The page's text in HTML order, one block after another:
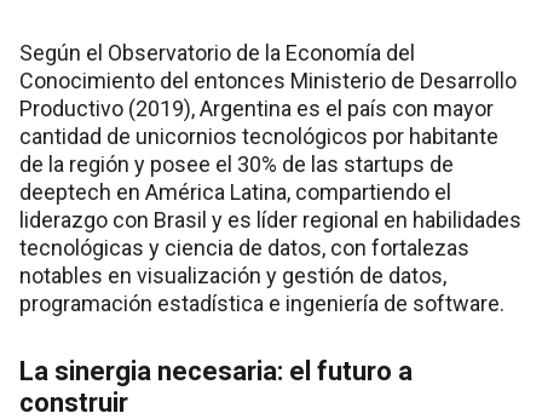
Según el Observatorio de la Economía del
Conocimiento del entonces Ministerio de Desarrollo
Productivo (2019), Argentina es el país con mayor
cantidad de unicornios tecnológicos por habitante
de la región y posee el 30% de las startups de
deeptech en América Latina, compartiendo el
liderazgo con Brasil y es líder regional en habilidades
tecnológicas y ciencia de datos, con fortalezas
notables en visualización y gestión de datos,
programación estadística e ingeniería de software.
La sinergia necesaria: el futuro a
construir